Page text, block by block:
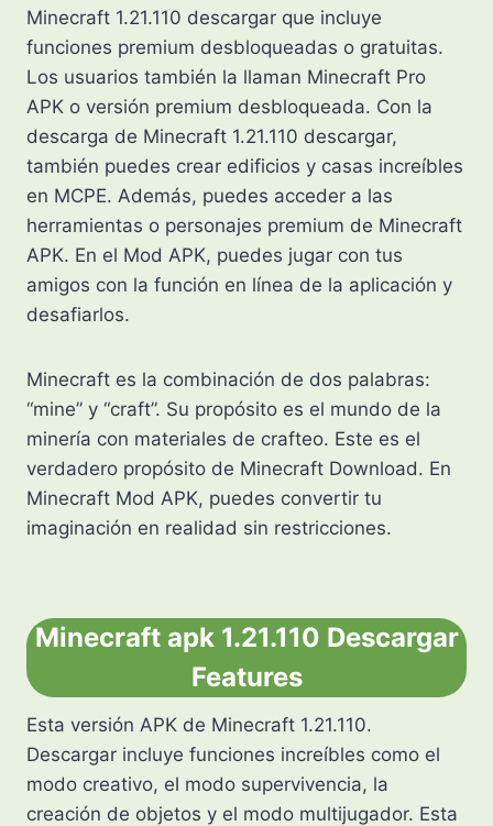
Minecraft 1.21.110 descargar que incluye
funciones premium desbloqueadas o gratuitas.
Los usuarios también la llaman Minecraft Pro
APK o versión premium desbloqueada. Con la
descarga de Minecraft 1.21.110 descargar,
también puedes crear edificios y casas increíbles
en MCPE. Además, puedes acceder a las
herramientas o personajes premium de Minecraft
APK. En el Mod APK, puedes jugar con tus
amigos con la función en línea de la aplicación y
desafiarlos.
Minecraft es la combinación de dos palabras:
“mine” y “craft”. Su propósito es el mundo de la
minería con materiales de crafteo. Este es el
verdadero propósito de Minecraft Download. En
Minecraft Mod APK, puedes convertir tu
imaginación en realidad sin restricciones.
Minecraft apk 1.21.110 Descargar
Features
Esta versión APK de Minecraft 1.21.110.
Descargar incluye funciones increíbles como el
modo creativo, el modo supervivencia, la
creación de objetos y el modo multijugador. Esta